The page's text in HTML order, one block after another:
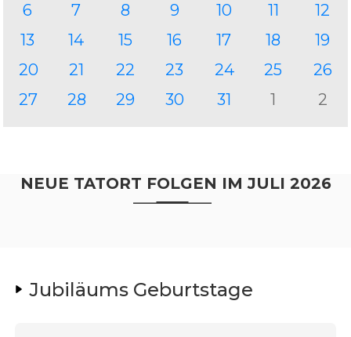
6
7 8 9 10 11
12
13
14 15 16 17 18
19
20
21 22 23 24 25
26
27
28 29 30 31 1 2
NEUE TATORT FOLGEN IM JULI 2026
Jubiläums Geburtstage